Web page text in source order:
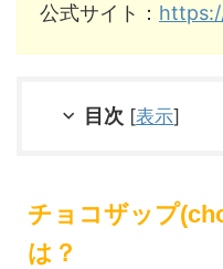
公式サイト：
目次 [表示]
チョコザップ
は？